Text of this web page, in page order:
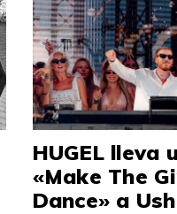
HUGEL lleva
«Make The
Dance» a